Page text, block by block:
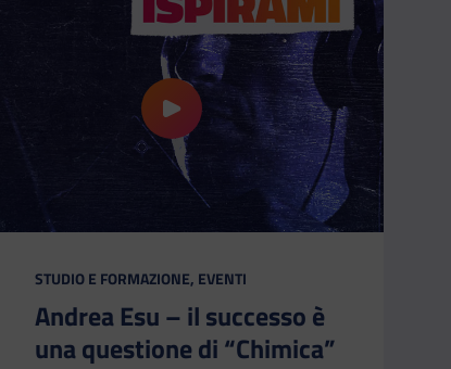
laureato nel Metaversoriproduci il video Andrea Esu – il
CATEGORIA:
STUDIO E FORMAZIONE, EVENTI
Andrea Esu – il successo è
una questione di “Chimica”